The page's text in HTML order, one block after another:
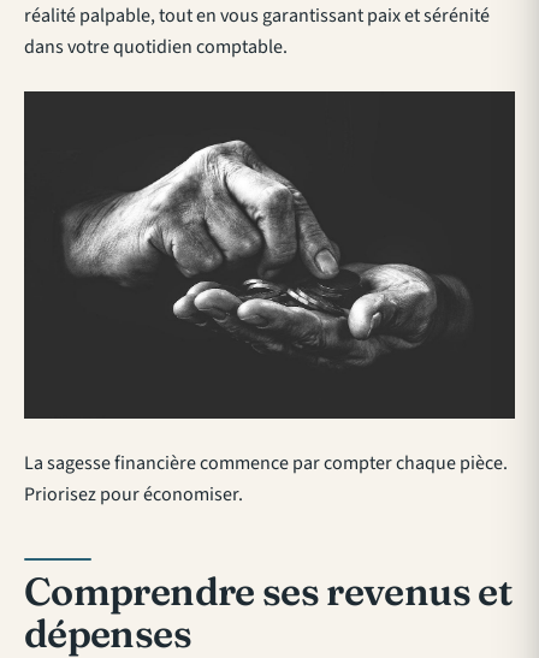
réalité palpable, tout en vous garantissant paix et sérénité
dans votre quotidien comptable.
La sagesse financière commence par compter chaque pièce.
Priorisez pour économiser.
Comprendre ses revenus et
dépenses